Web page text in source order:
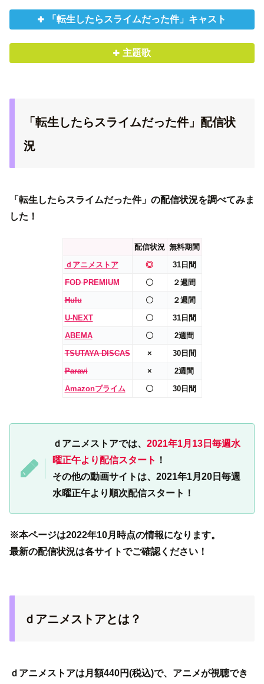
「転生したらスライムだった件」キャスト
主題歌
「転生したらスライムだった件」配信状
況
「転生したらスライムだった件」の配信状況を調べてみま
した！
配信状況 無料期間
ｄアニメストア
◎
31日間
FOD PREMIUM
〇
２週間
Hulu
〇
２週間
U-NEXT
〇
31日間
ABEMA
〇
2週間
TSUTAYA DISCAS
×
30日間
Paravi
×
2週間
Amazonプライム
〇 30日間
ｄアニメストアでは、 2021年1月13日毎週水
曜正午より配信スタート ！
その他の動画サイトは、2021年1月20日毎週
水曜正午より順次配信スタート！
※本ページは2022年10月時点の情報になります。
最新の配信状況は各サイトでご確認ください！
ｄアニメストアとは？
ｄアニメストアは月額440円(税込)で、アニメが視聴でき